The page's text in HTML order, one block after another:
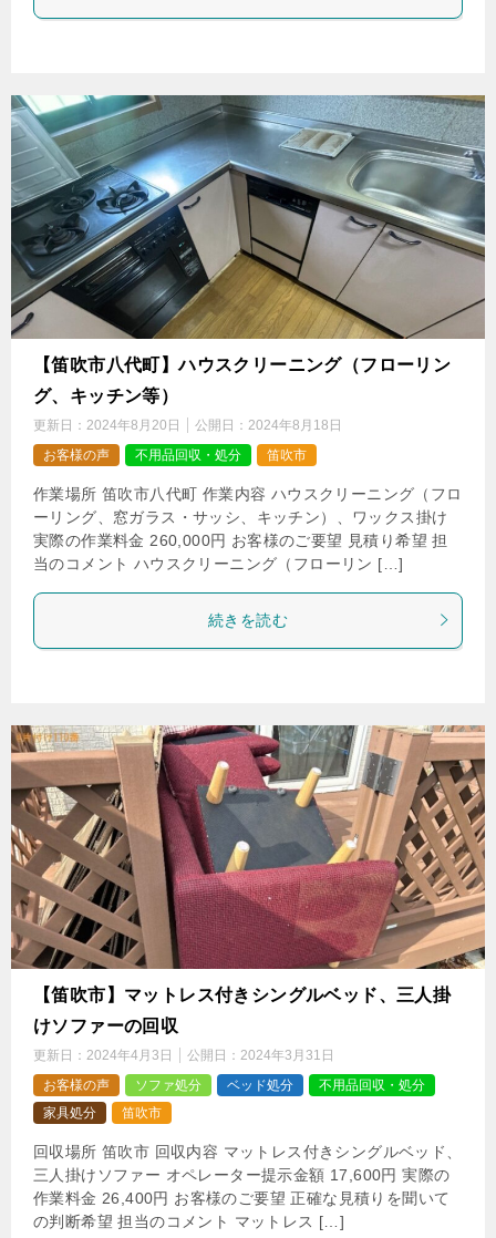
【笛吹市八代町】ハウスクリーニング（フローリン
グ、キッチン等）
更新日： 2024年8月20日 公開日： 2024年8月18日
お客様の声
不用品回収・処分 笛吹市
作業場所 笛吹市八代町 作業内容 ハウスクリーニング（フロ
ーリング、窓ガラス・サッシ、キッチン）、ワックス掛け
実際の作業料金 260,000円 お客様のご要望 見積り希望 担
当のコメント ハウスクリーニング（フローリン […]
続きを読む
【笛吹市】マットレス付きシングルベッド、三人掛
けソファーの回収
更新日： 2024年4月3日 公開日： 2024年3月31日
お客様の声
ソファ処分 ベッド処分
不用品回収・処分
家具処分
笛吹市
回収場所 笛吹市 回収内容 マットレス付きシングルベッド、
三人掛けソファー オペレーター提示金額 17,600円 実際の
作業料金 26,400円 お客様のご要望 正確な見積りを聞いて
の判断希望 担当のコメント マットレス […]